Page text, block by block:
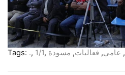
Tags: ., 1/1, , عامي, فعاليات, مسودة